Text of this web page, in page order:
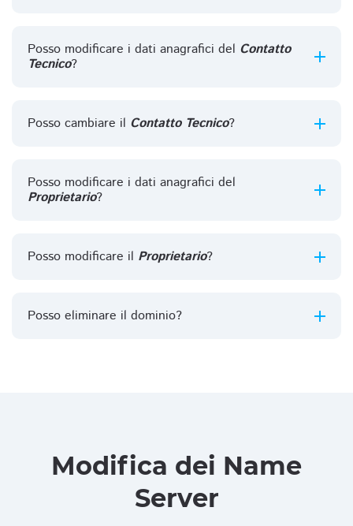
Posso modificare i dati anagrafici del Contatto
Tecnico?
Posso cambiare il Contatto Tecnico?
Posso modificare i dati anagrafici del
Proprietario?
Posso modificare il Proprietario?
Posso eliminare il dominio?
Modifica dei Name
Server